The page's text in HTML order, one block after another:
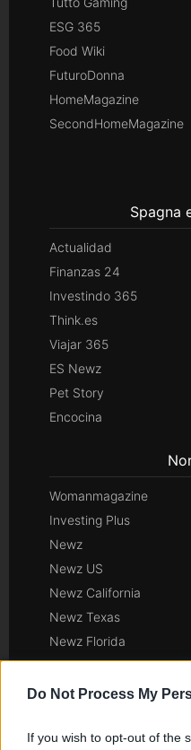
Do Not Process My
If you wish to opt-out of the
ESG 365
Food Wiki
FuturoDonna
HomeMagazine
SecondHomeMagazine
Spagna
Actualidad
Finanzas 24
Investindo 365
Think.es
Viajar 365
ES Newz
Pet Story
Encocina
Womanmagazine
Investing Plus
Newz
Newz US
Newz California
Newz Texas
Newz Florida
Newz New York
Newz Pennsylvania
Newz Ohio